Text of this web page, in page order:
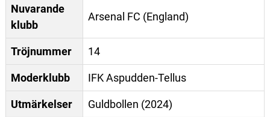
Nuvarande
klubb
Arsenal FC (England)
Tröjnummer 14
Moderklubb IFK Aspudden-Tellus
Utmärkelser Guldbollen (2024)